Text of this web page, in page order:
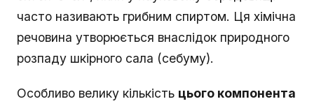
часто називають грибним спиртом. Ця хімічна
речовина утворюється внаслідок природного
розпаду шкірного сала (себуму).
Особливо велику кількість цього компонента